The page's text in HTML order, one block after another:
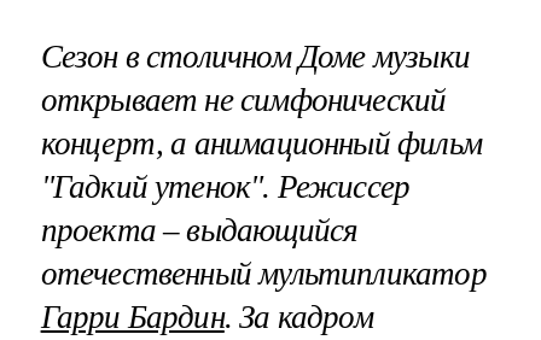
Сезон в столичном Доме музыки
открывает не симфонический
концерт, а анимационный фильм
"Гадкий утенок". Режиссер
проекта – выдающийся
отечественный мультипликатор
Гарри Бардин. За кадром